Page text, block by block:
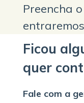
Preencha
Ficou
quer
Fale com a